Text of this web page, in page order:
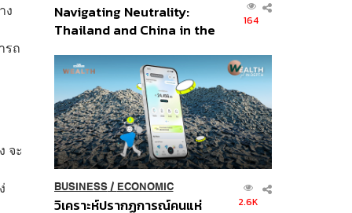
ง
รถ
จะ
Navigating Neutrality:
Thailand and China in the
Order
164
BUSINESS/ ECONOMIC
วิเคราะห์ปรากฏการณ์คนแห่ 2.6K